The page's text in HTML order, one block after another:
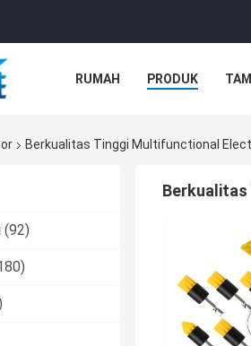
RUMAH PRODUK
Berkualitas Tinggi Multifunctional
(92)
Berkualitas